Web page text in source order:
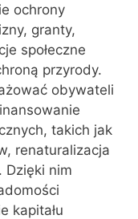
ochrony
granty,
społeczne
przyrody.
obywateli
takich jak
renaturalizacja
Dzięki nim
kapitału